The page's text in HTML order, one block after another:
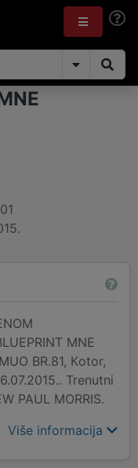
MNE
BR.81, Кotor,
Trenutni
PAUL MORRIS.
Više informacija